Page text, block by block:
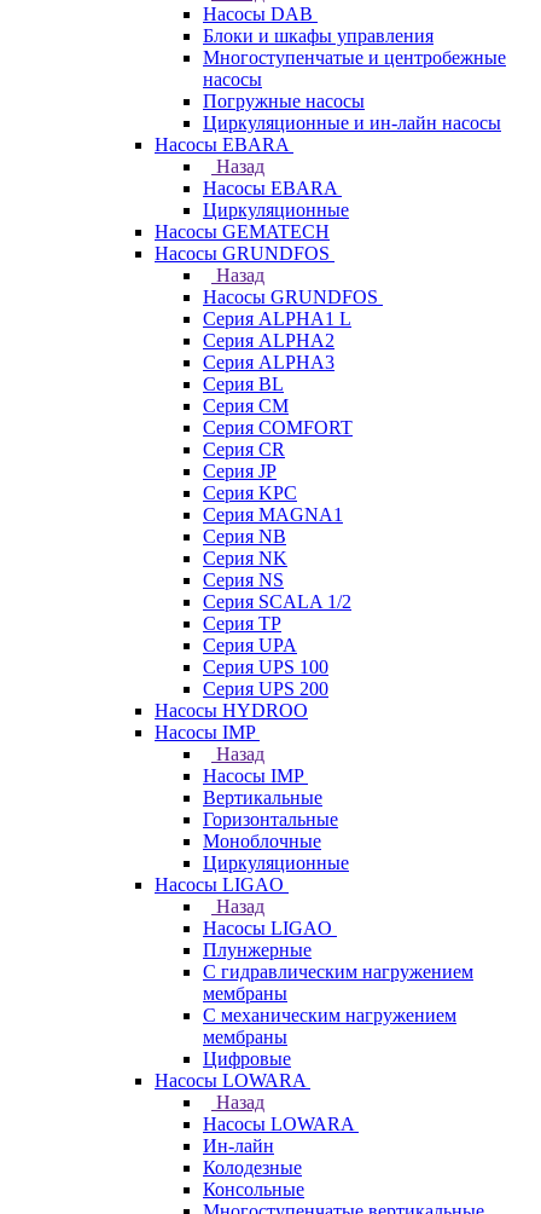
Насосы DAB
Блоки и шкафы управления
Многоступенчатые и центробежные
насосы
Погружные насосы
Циркуляционные и ин-лайн насосы
Насосы EBARA
Назад
Насосы EBARA
Циркуляционные
Насосы GEMATECH
Насосы GRUNDFOS
Назад
Насосы GRUNDFOS
Серия ALPHA1 L
Серия ALPHA2
Серия ALPHA3
Серия BL
Серия CM
Серия COMFORT
Серия CR
Серия JP
Серия KPC
Серия MAGNA1
Серия NB
Серия NK
Серия NS
Серия SCALA 1/2
Серия TP
Серия UPA
Серия UPS 100
Серия UPS 200
Насосы HYDROO
Насосы IMP
Назад
Насосы IMP
Вертикальные
Горизонтальные
Моноблочные
Циркуляционные
Насосы LIGAO
Назад
Насосы LIGAO
Плунжерные
С гидравлическим нагружением
мембраны
С механическим нагружением
мембраны
Цифровые
Насосы LOWARA
Назад
Насосы LOWARA
Ин-лайн
Колодезные
Консольные